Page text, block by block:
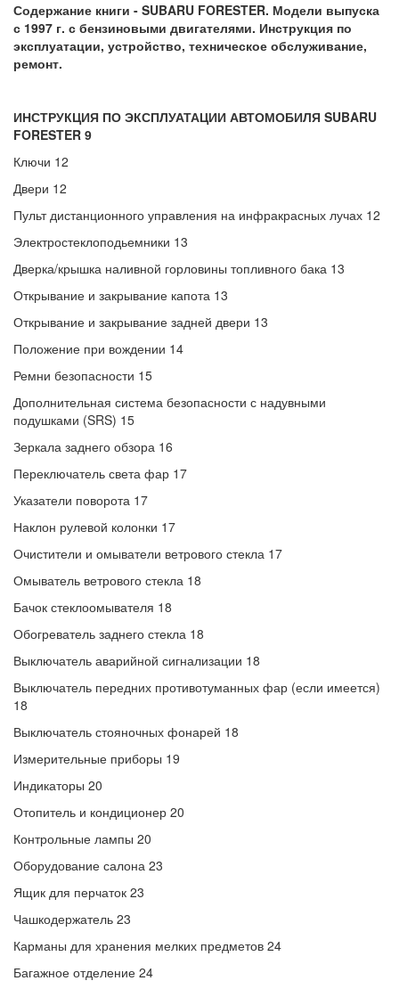
Содержание книги - SUBARU FORESTER. Модели выпуска
с 1997 г. с бензиновыми двигателями. Инструкция по
эксплуатации, устройство, техническое обслуживание,
ремонт.
ИНСТРУКЦИЯ ПО ЭКСПЛУАТАЦИИ АВТОМОБИЛЯ SUBARU
FORESTER 9
Ключи 12
Двери 12
Пульт дистанционного управления на инфракрасных лучах 12
Электростеклоподьемники 13
Дверка/крышка наливной горловины топливного бака 13
Открывание и закрывание капота 13
Открывание и закрывание задней двери 13
Положение при вождении 14
Ремни безопасности 15
Дополнительная система безопасности с надувными
подушками (SRS) 15
Зеркала заднего обзора 16
Переключатель света фар 17
Указатели поворота 17
Наклон рулевой колонки 17
Очистители и омыватели ветрового стекла 17
Омыватель ветрового стекла 18
Бачок стеклоомывателя 18
Обогреватель заднего стекла 18
Выключатель аварийной сигнализации 18
Выключатель передних противотуманных фар (если имеется)
18
Выключатель стояночных фонарей 18
Измерительные приборы 19
Индикаторы 20
Отопитель и кондиционер 20
Контрольные лампы 20
Оборудование салона 23
Ящик для перчаток 23
Чашкодержатель 23
Карманы для хранения мелких предметов 24
Багажное отделение 24